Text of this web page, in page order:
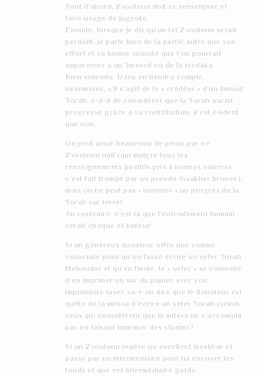
Tout d’abord, Zvouloun doit se renseigner et
faire usage de jugeote.
Ensuite, lorsque je dis qu’un tel Zvouloun serait
perdant, je parle bien de la partie autre que son
effort et sa bonne volonté que l’on pourrait
apparenter à un ‘hessed ou de la tsedaka.
Bien entendu, D.ieu en tiendra compte,
néanmoins, s’il s’agît de le « créditer » d’un limoud
Torah, c-à-d de considérer que la Torah aurait
progressé grâce à sa contribution, il est évident
que non.
On peut avoir beaucoup de peine pur ce
Zvouloun naïf (qui malgré tous les
renseignements positifs pris à bonnes sources,
c’est fait trompé par un pseudo-Issakhar bronzé),
mais on ne peut pas « inventer » un progrès de la
Torah sur terre!
Au contraire, c’est là que l’entendement humain
serait choqué et bafoué.
Si un généreux donateur offre une somme
colossale pour qu’on fasse écrire un sefer Torah
Mehoudar et qu’en finale, le « sofer » se contente
d’en imprimer un sur du papier avec son
imprimante laser, va-t-on dire que le donateur est
quitte de la mitsva d’écrire un sefer Torah (selon
ceux qui considèrent que la mitsva ne s’accomplit
pas en faisant imprimer des sfarim)?
Si un Zvouloun repère un excellent Issakhar et
passe par un intermédiaire pour lui envoyer les
fonds et que cet intermédiaire garde